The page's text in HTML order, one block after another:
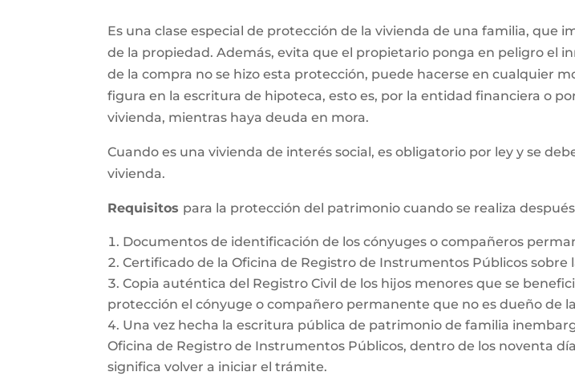
Es una clase especial de protección de la vivienda de una familia,
de la propiedad. Además, evita que el propietario ponga en peligro el
de la compra no se hizo esta protección, puede hacerse en cualquier
figura en la escritura de hipoteca, esto es, por la entidad financiera o
vivienda, mientras haya deuda en mora.
Cuando es una vivienda de interés social, es obligatorio por ley y se
vivienda.
Requisitos para la protección del patrimonio cuando se realiza
Documentos de identificación de los cónyuges o compañeros
Certificado de la Oficina de Registro de Instrumentos Públicos sobre
Copia auténtica del Registro Civil de los hijos menores que se
protección el cónyuge o compañero permanente que no es dueño de
Una vez hecha la escritura pública de patrimonio de familia
Oficina de Registro de Instrumentos Públicos, dentro de los noventa
significa volver a iniciar el trámite.